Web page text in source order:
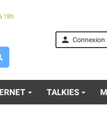
18h
 Connexion
TALKIES